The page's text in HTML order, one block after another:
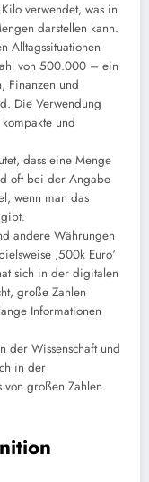
verwendet, was in
darstellen kann.
Alltagssituationen
von 500.000 – ein
Finanzen und
Die Verwendung
und
dass eine Menge
oft bei der Angabe
wenn man das
andere Währungen
‚500k Euro‘
sich in der digitalen
große Zahlen
Informationen
der Wissenschaft und
in der
von großen Zahlen